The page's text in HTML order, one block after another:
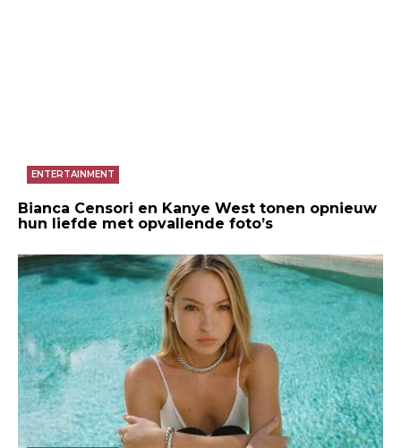
Foto Ikea
ENTERTAINMENT
Bianca Censori en Kanye West tonen opnieuw
hun liefde met opvallende foto’s